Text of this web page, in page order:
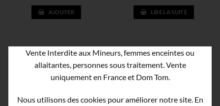
AJOUTER LIRE LA SUITE
Vente Interdite aux Mineurs, femmes enceintes ou
allaitantes, personnes sous traitement. Vente
uniquement en France et Dom Tom.
Nous utilisons des cookies pour améliorer notre site. En